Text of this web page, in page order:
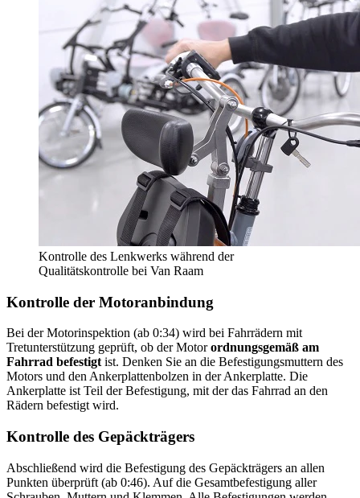
Kontrolle des Lenkwerks während der
Qualitätskontrolle bei Van Raam
Kontrolle der Motoranbindung
Bei der Motorinspektion (ab 0:34) wird bei Fahrrädern mit
Tretunterstützung geprüft, ob der Motorordnungsgemäß am
Fahrrad befestigtist. Denken Sie an die Befestigungsmuttern des
Motors und den Ankerplattenbolzen in der Ankerplatte. Die
Ankerplatte ist Teil der Befestigung, mit der das Fahrrad an den
Rädern befestigt wird.
Kontrolle des Gepäckträgers
Abschließend wird die Befestigung des Gepäckträgers an allen
Punkten überprüft (ab 0:46). Auf die Gesamtbefestigung aller